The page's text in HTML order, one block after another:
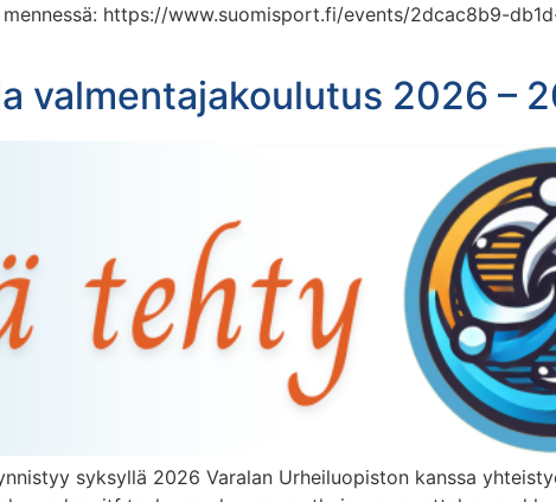
https://www.suomisport.fi/events/2dcac8b9-
valmentajakoulutus 2026 –
syksyllä 2026 Varalan Urheiluopiston kanssa